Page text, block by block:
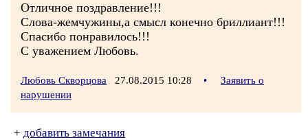
Отличное поздравление!!!
Слова-жемчужины,а смысл конечно бриллиант!!!
Спасибо понравилось!!!
С уважением Любовь.
Любовь Скворцова 27.08.2015 10:28 •
Заявить о
нарушении
+ добавить замечания